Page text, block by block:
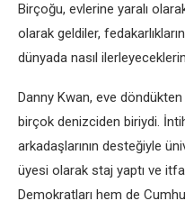
Birçoğu, evlerine yaralı
olarak geldiler,
dünyada nasıl
Danny Kwan, eve
birçok denizciden biriydi.
arkadaşlarının desteğiyle
üyesi olarak staj yaptı ve
Demokratları hem de